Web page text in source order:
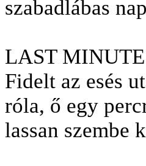
szabadlábas
LAST MINUTE
Fidelt az esés
róla, ő egy
lassan szembe